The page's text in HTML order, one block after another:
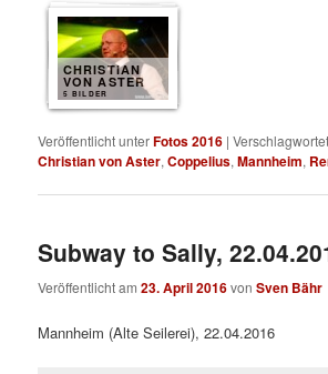
CHRISTIAN
VON ASTER
5 BILDER
Veröffentlicht unterFotos 2016 |
Christian von Aster,Coppelius,Mannheim,
Subway to Sally,
Veröffentlicht am23. April 2016vonSven Bähr
Mannheim (Alte Seilerei), 22.04.2016